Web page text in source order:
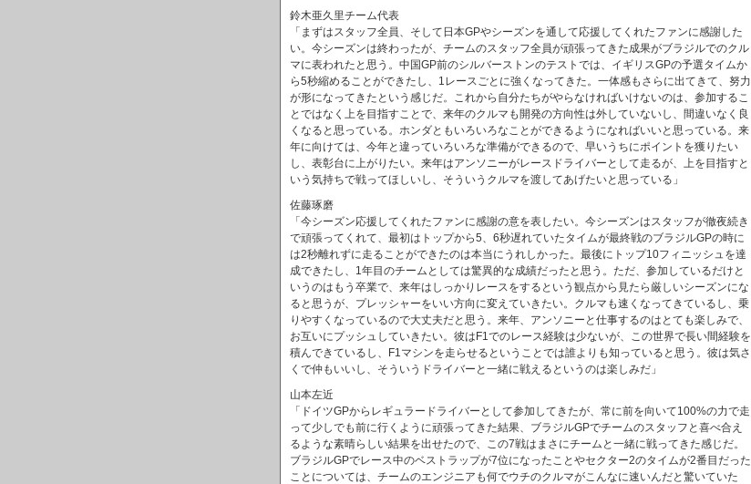
鈴木亜久里チーム代表
「まずはスタッフ全員、そして日本GPやシーズンを通して応援してくれたファンに感謝した
い。今シーズンは終わったが、チームのスタッフ全員が頑張ってきた成果がブラジルでのクル
マに表われたと思う。中国GP前のシルバーストンのテストでは、イギリスGPの予選タイムか
ら5秒縮めることができたし、1レースごとに強くなってきた。一体感もさらに出てきて、努力
が形になってきたという感じだ。これから自分たちがやらなければいけないのは、参加するこ
とではなく上を目指すことで、来年のクルマも開発の方向性は外していないし、間違いなく良
くなると思っている。ホンダともいろいろなことができるようになればいいと思っている。来
年に向けては、今年と違っていろいろな準備ができるので、早いうちにポイントを獲りたい
し、表彰台に上がりたい。来年はアンソニーがレースドライバーとして走るが、上を目指すと
いう気持ちで戦ってほしいし、そういうクルマを渡してあげたいと思っている」
佐藤琢磨
「今シーズン応援してくれたファンに感謝の意を表したい。今シーズンはスタッフが徹夜続き
で頑張ってくれて、最初はトップから5、6秒遅れていたタイムが最終戦のブラジルGPの時に
は2秒離れずに走ることができたのは本当にうれしかった。最後にトップ10フィニッシュを達
成できたし、1年目のチームとしては驚異的な成績だったと思う。ただ、参加しているだけと
いうのはもう卒業で、来年はしっかりレースをするという観点から見たら厳しいシーズンにな
ると思うが、プレッシャーをいい方向に変えていきたい。クルマも速くなってきているし、乗
りやすくなっているので大丈夫だと思う。来年、アンソニーと仕事するのはとても楽しみで、
お互いにプッシュしていきたい。彼はF1でのレース経験は少ないが、この世界で長い間経験を
積んできているし、F1マシンを走らせるということでは誰よりも知っていると思う。彼は気さ
くで仲もいいし、そういうドライバーと一緒に戦えるというのは楽しみだ」
山本左近
「ドイツGPからレギュラードライバーとして参加してきたが、常に前を向いて100%の力で走
って少しでも前に行くように頑張ってきた結果、ブラジルGPでチームのスタッフと喜べ合え
るような素晴らしい結果を出せたので、この7戦はまさにチームと一緒に戦ってきた感じだ。
ブラジルGPでレース中のベストラップが7位になったことやセクター2のタイムが2番目だった
ことについては、チームのエンジニアも何でウチのクルマがこんなに速いんだと驚いていた